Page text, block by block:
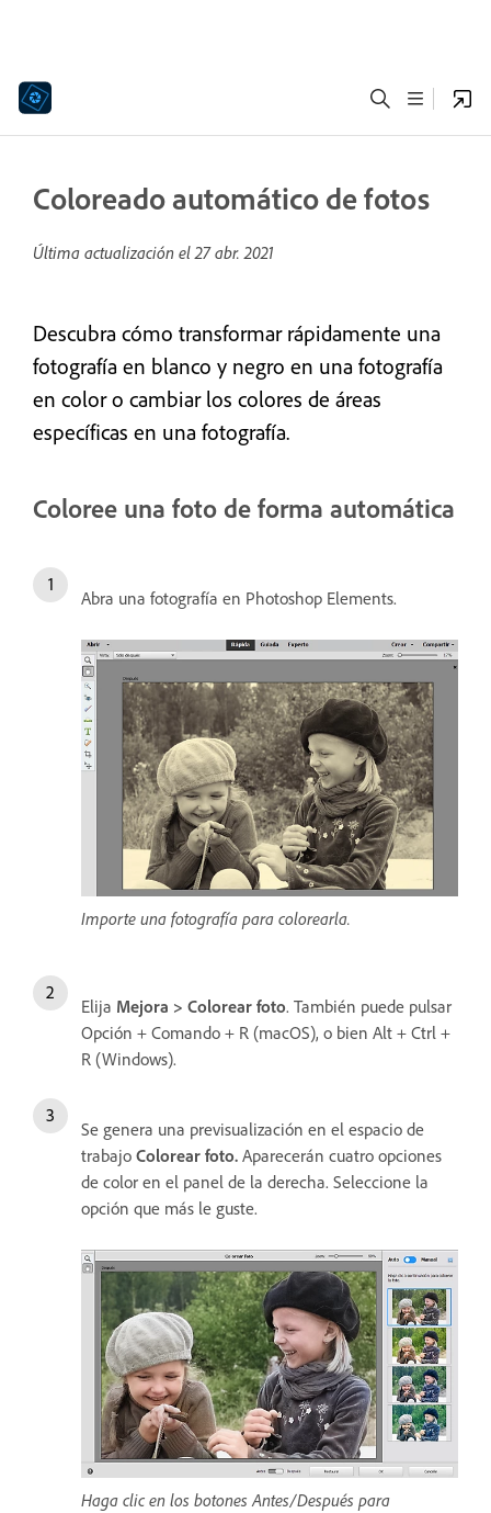
Coloreado automático de fotos
Última actualización el27 abr. 2021
Descubra cómo transformar rápidamente una
fotografía en blanco y negro en una fotografía
en color o cambiar los colores de áreas
específicas en una fotografía.
Coloree una foto de forma automática
Abra una fotografía en Photoshop Elements.
Importe una fotografía para colorearla.
Elija Mejora > Colorear foto. También puede pulsar
Opción + Comando + R (macOS), o bien Alt + Ctrl +
R (Windows).
Se genera una previsualización en el espacio de
trabajo Colorear foto. Aparecerán cuatro opciones
de color en el panel de la derecha. Seleccione la
opción que más le guste.
Haga clic en los botones Antes/Después para